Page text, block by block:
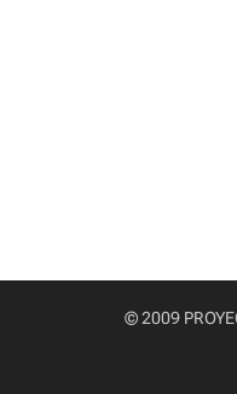
© 2009